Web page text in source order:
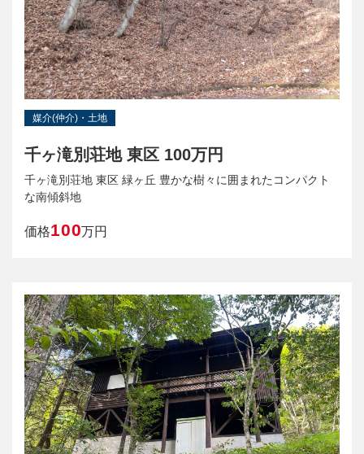
媒介(仲介)・土地
千ヶ滝別荘地 東区 100万円
千ヶ滝別荘地 東区 緑ヶ丘 豊かな樹々に囲まれたコンパクト
な南傾斜地
価格100万円